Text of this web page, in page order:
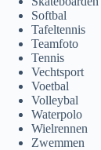
Softbal
Tafeltennis
Teamfoto
Tennis
Vechtsport
Voetbal
Volleybal
Waterpolo
Wielrennen
Zwemmen